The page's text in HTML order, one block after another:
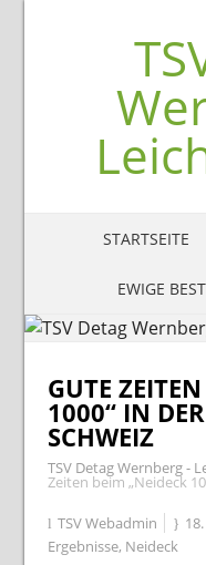
STARTSEITE
EWIGE
GUTE
1000“ IN
SCHWEIZ
TSV Detag Wernberg -
Zeiten beim „Neideck
TSV Webadmin
Ergebnisse, Neideck